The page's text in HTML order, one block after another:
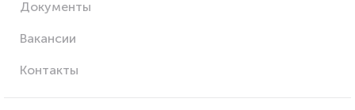
Документы
Вакансии
Контакты